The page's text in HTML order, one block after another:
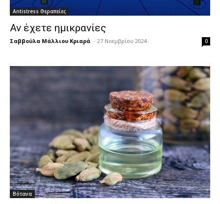
Antistress Θεραπείες
Αν έχετε ημικρανίες
Σαββούλα Μάλλιου Κριαρά - 27 Νοεμβρίου 2024 0
Βότανα